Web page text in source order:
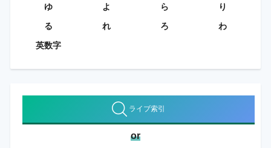
ゆ
よ ら
り
る
れ ろ
わ
英数字
ライブ索引
or